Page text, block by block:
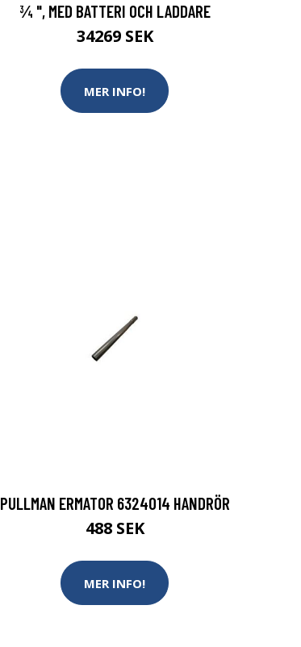
¾ ", MED BATTERI OCH LADDARE
34269 SEK
MER INFO!
PULLMAN ERMATOR 6324014 HANDRÖR
488 SEK
MER INFO!